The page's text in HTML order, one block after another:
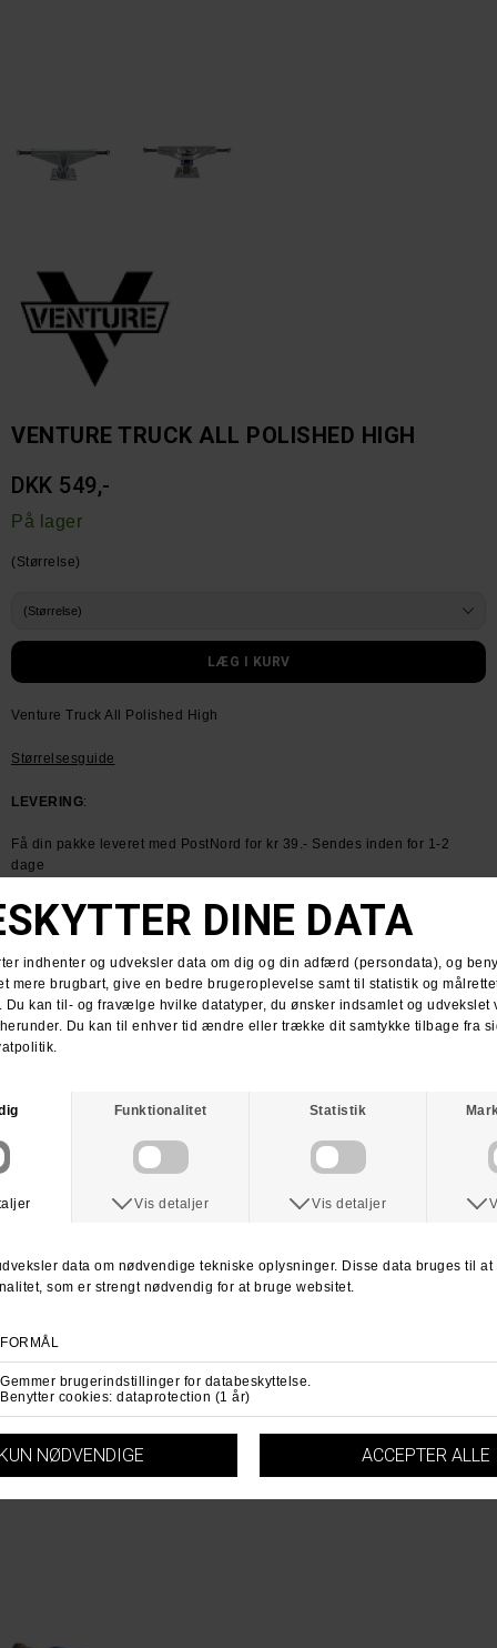
VENTURE TRUCK ALL POLISHED HIGH
DKK 549,-
På lager
(Størrelse)
Venture Truck All Polished High
Størrelsesguide
LEVERING:
Få din pakke leveret med PostNord for kr 39.- Sendes inden for 1-2
dage
RETURNERING
Du har altid 30 dages returret fra den dag du modtager din pakke.
Du kan vælge at få dine penge retur eller vi bytter til en anden vare.
For mere informationklik her.
Spørg om varen
ANDRE KØBTE OGSÅ
VENTURE
DKK 49,-
DKK 579,-